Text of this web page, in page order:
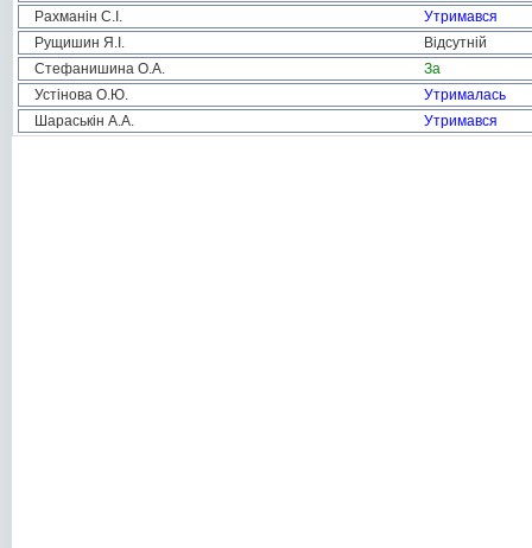
Рахманін С.І.
Утримався
Рущишин Я.І.
Відсутній
Стефанишина О.А.
За
Устінова О.Ю.
Утрималась
Шараськін А.А.
Утримався